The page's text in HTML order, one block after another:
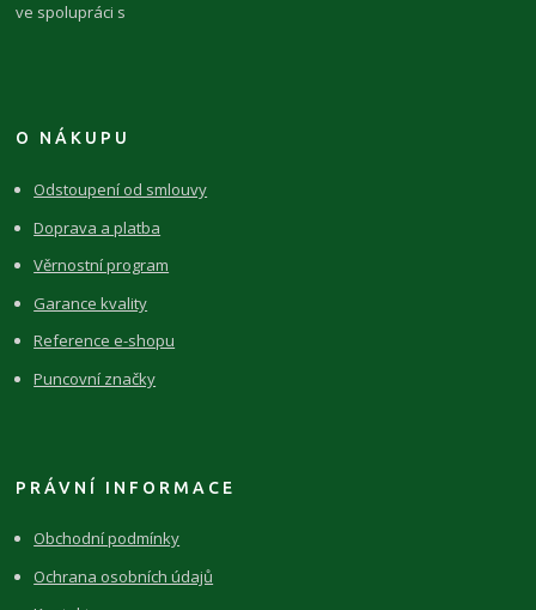
ve spolupráci s
O NÁKUPU
Odstoupení od smlouvy
Doprava a platba
Věrnostní program
Garance kvality
Reference e-shopu
Puncovní značky
PRÁVNÍ INFORMACE
Obchodní podmínky
Ochrana osobních údajů